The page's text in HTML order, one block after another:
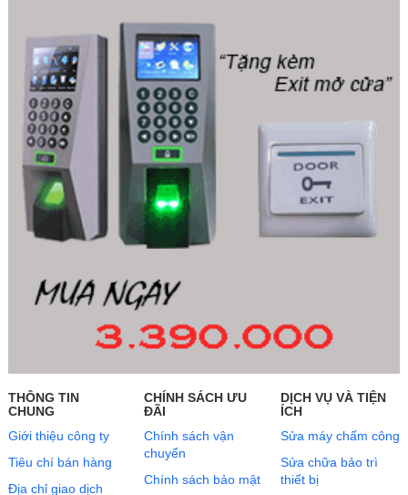
THÔNG TIN
CHUNG
Giới thiệu công ty
Tiêu chí bán hàng
Địa chỉ giao dịch
CHÍNH SÁCH ƯU
ĐÃI
Chính sách vận
chuyển
Chính sách bảo mật
DỊCH VỤ VÀ TIỆN
ÍCH
Sửa máy chấm công
Sửa chữa bảo trì
thiết bị